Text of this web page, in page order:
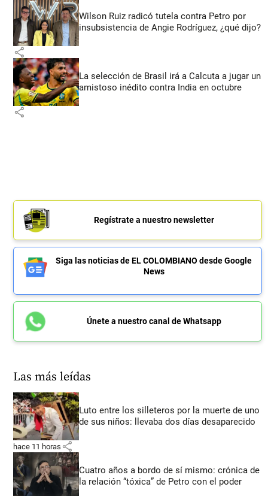
Wilson Ruiz radicó tutela contra Petro por
insubsistencia de Angie Rodríguez, ¿qué dijo?
share
La selección de Brasil irá a Calcuta a jugar un
amistoso inédito contra India en octubre
share
Regístrate a nuestro newsletter
Siga las noticias de EL COLOMBIANO desde Google
News
Únete a nuestro canal de Whatsapp
Las más leídas
Luto entre los silleteros por la muerte de uno
de sus niños: llevaba dos días desaparecido
hace 11 horas share
Cuatro años a bordo de sí mismo: crónica de
la relación “tóxica” de Petro con el poder